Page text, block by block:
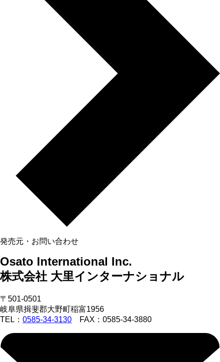
発売元・お問い合わせ
Osato International Inc.
株式会社 大里インターナショナル
〒501-0501
岐阜県揖斐郡大野町稲富1956
TEL： 0585-34-3130 FAX：0585-34-3880